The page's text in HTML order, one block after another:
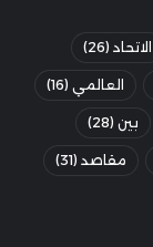
الاتحاد (26)
العالمي (16)
بين (28)
مقاصد (31)